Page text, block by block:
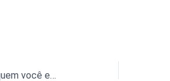
Teste Psicotécnico do Barco: quem você expulsaria para salvar os outros?